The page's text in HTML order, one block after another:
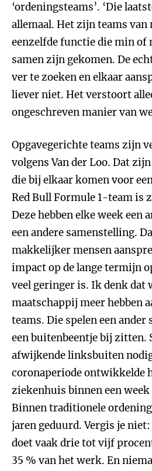
‘ordeningsteams’. ‘Die
allemaal. Het zijn teams van
eenzelfde functie die min of
samen zijn gekomen. De
ver te zoeken en elkaar
liever niet. Het verstoort
ongeschreven manier van
Opgavegerichte teams zijn
volgens Van der Loo. Dat
die bij elkaar komen voor
Red Bull Formule 1-team is
Deze hebben elke week een
een andere samenstelling.
makkelijker mensen
impact op de lange termijn
veel geringer is. Ik denk dat
maatschappij meer hebben
teams. Die spelen een ander
een buitenbeentje bij zitten.
afwijkende linksbuiten
coronaperiode ontwikkelde
ziekenhuis binnen een
Binnen traditionele
jaren geduurd. Vergis je
doet vaak drie tot vijf
35 % van het werk. En